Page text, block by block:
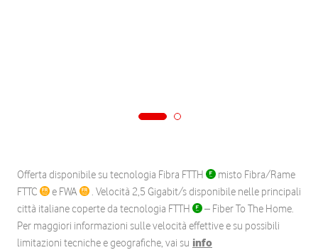
Offerta disponibile su tecnologia Fibra FTTH
misto Fibra/Rame
FTTC
e FWA
. Velocità 2,5 Gigabit/s disponibile nelle principali
città italiane coperte da tecnologia FTTH
– Fiber To The Home.
Per maggiori informazioni sulle velocità effettive e su possibili
limitazioni tecniche e geografiche, vai su info